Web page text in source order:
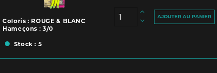
Coloris : ROUGE & BLANC
Hameçons : 3/0
Stock : 5
AJOUTER AU PANIER